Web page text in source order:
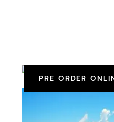
PRE ORDER